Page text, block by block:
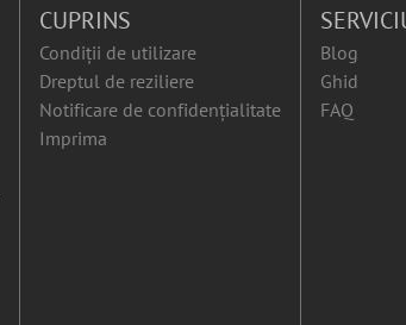
CUPRINS
Condiții de utilizare
Dreptul de reziliere
Notificare de confidențialitate
Imprima
Blog
Ghid
FAQ